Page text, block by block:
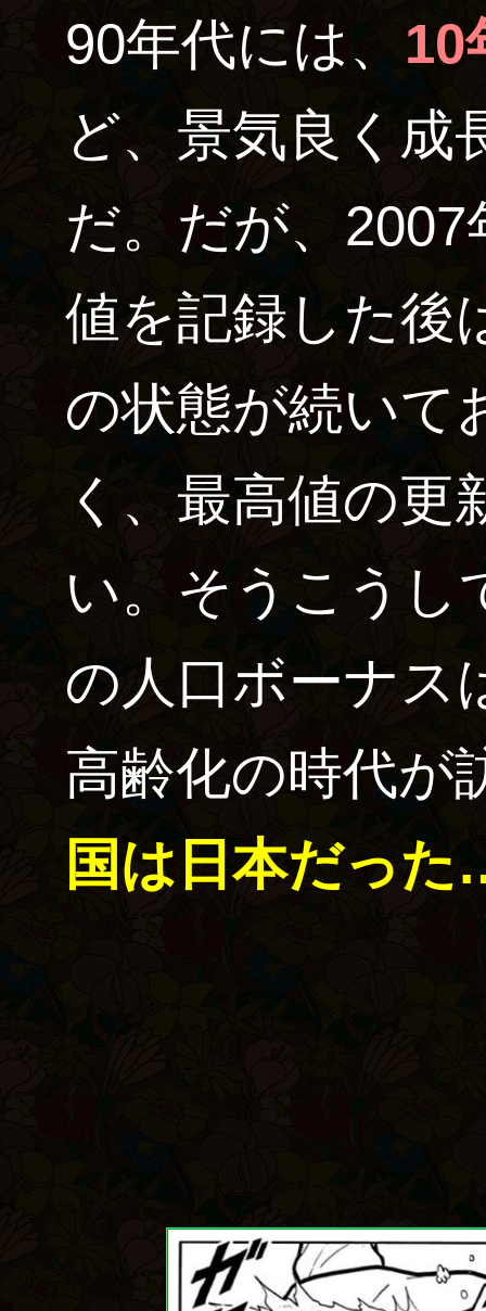
90年代には、 10
ど、景気良く成
だ。だが、
値を記録した後
の状態が続いて
く、最高値の更
い。そうこうし
の人口ボーナス
高齢化の時代が
国は日本だっ